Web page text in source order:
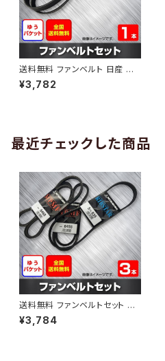
送料無料 ファンベルト 日産 キ
ューブ 型式Z12 H20.11～H24.
10 （国内トップメーカー） 1本 H
¥3,782
最近チェックした商品
送料無料 ファンベルトセット 日
産 キャラバン 型式VPGE24 H1
2.09～ （国内トップメーカー） 3
¥3,784